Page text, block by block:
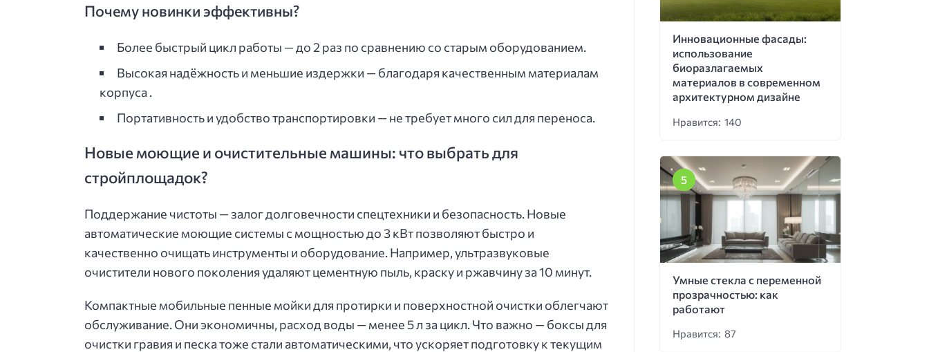
Почему новинки эффективны?
Более быстрый цикл работы — до 2 раз по сравнению со старым оборудованием.
Высокая надёжность и меньшие издержки — благодаря качественным материалам
корпуса .
Портативность и удобство транспортировки — не требует много сил для переноса.
Новые моющие и очистительные машины: что выбрать для
стройплощадок?
Поддержание чистоты — залог долговечности спецтехники и безопасность. Новые
автоматические моющие системы с мощностью до 3 кВт позволяют быстро и
качественно очищать инструменты и оборудование. Например, ультразвуковые
очистители нового поколения удаляют цементную пыль, краску и ржавчину за 10 минут.
Компактные мобильные пенные мойки для протирки и поверхностной очистки облегчают
обслуживание. Они экономичны, расход воды — менее 5 л за цикл. Что важно — боксы для
очистки гравия и песка тоже стали автоматическими, что ускоряет подготовку к текущим
Инновационные фасады:
использование
биоразлагаемых
материалов в современном
архитектурном дизайне
Нравится: 140
Умные стекла с переменной
прозрачностью: как
работают
Нравится: 87